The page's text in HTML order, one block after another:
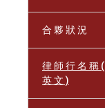
合 夥 狀 況
律 師 行 名 稱 (
英 文 )